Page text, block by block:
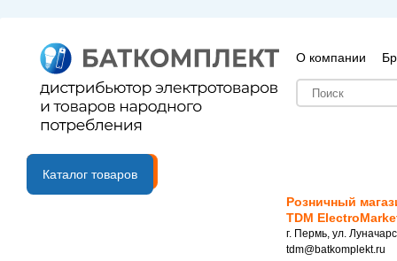
О компании
B2B портал
Каталог товаров
Розничный
TDM
г. Пермь, ул.
tdm@batkomplekt.ru